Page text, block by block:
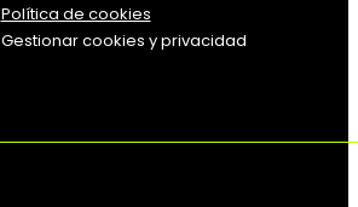
Política de cookies
Gestionar cookies y privacidad